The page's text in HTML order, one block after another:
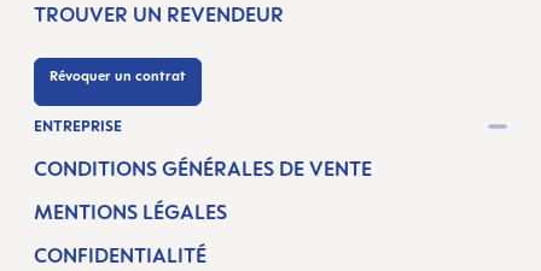
TROUVER UN REVENDEUR
Révoquer un contrat
ENTREPRISE
CONDITIONS GÉNÉRALES DE VENTE
MENTIONS LÉGALES
CONFIDENTIALITÉ